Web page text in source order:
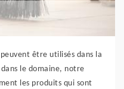
être utilisés dans la
le domaine, notre
les produits qui sont